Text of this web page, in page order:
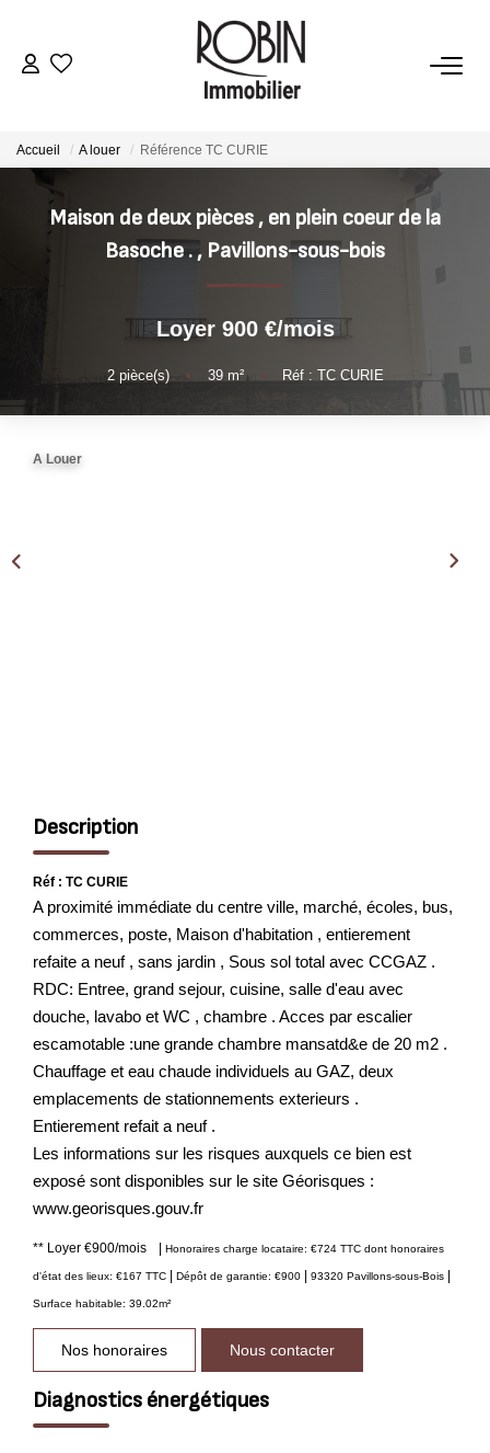
GESTION
AGENCE
Accueil A louer Référence TC CURIE
Maison de deux pièces , en plein coeur de la
Basoche . , Pavillons-sous-bois
Loyer 900 €/mois
2pièce(s) • 39m² • Réf : TC CURIE
A Louer
Description
Réf : TC CURIE
A proximité immédiate du centre ville, marché, écoles, bus,
commerces, poste, Maison d'habitation , entierement
refaite a neuf , sans jardin , Sous sol total avec CCGAZ .
RDC: Entree, grand sejour, cuisine, salle d'eau avec
douche, lavabo et WC , chambre . Acces par escalier
escamotable :une grande chambre mansatd&e de 20 m2 .
Chauffage et eau chaude individuels au GAZ, deux
emplacements de stationnements exterieurs .
Entierement refait a neuf .
Les informations sur les risques auxquels ce bien est
exposé sont disponibles sur le site Géorisques :
www.georisques.gouv.fr
** Loyer €900/mois | Honoraires charge locataire: €724 TTC dont honoraires
d'état des lieux: €167 TTC | Dépôt de garantie: €900 | 93320 Pavillons-sous-Bois |
Surface habitable: 39.02m²
Nos honoraires Nous contacter
Diagnostics énergétiques